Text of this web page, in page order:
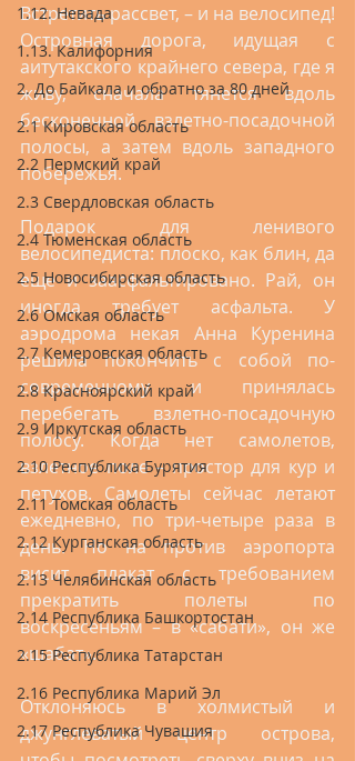
1.12. Невада
1.13. Калифорния
2. До Байкала и обратно за 80 дней
2.1 Кировская область
2.2 Пермский край
2.3 Свердловская область
2.4 Тюменская область
2.5 Новосибирская область
2.6 Омская область
2.7 Кемеровская область
2.8 Красноярский край
2.9 Иркутская область
2.10 Республика Бурятия
2.11 Томская область
2.12 Курганская область
2.13 Челябинская область
2.14 Республика Башкортостан
2.15 Республика Татарстан
2.16 Республика Марий Эл
2.17 Республика Чувашия
Встретить рассвет, – и на велосипед!
Островная дорога, идущая с
аитутакского крайнего севера, где я
живу, сначала тянется вдоль
бесконечной взлетно-посадочной
полосы, а затем вдоль западного
побережья.
Подарок для ленивого
велосипедиста: плоско, как блин, да
еще и заасфальтировано. Рай, он
иногда требует асфальта. У
аэродрома некая Анна Куренина
решила покончить с собой по-
современному и принялась
перебегать взлетно-посадочную
полосу. Когда нет самолетов,
взлетное поле – простор для кур и
петухов. Самолеты сейчас летают
ежедневно, по три-четыре раза в
день. Но на против аэропорта
висит плакат с требованием
прекратить полеты по
воскресеньям – в «сабати», он же
«шабат».
Отклоняюсь в холмистый и
джунглеватый центр острова,